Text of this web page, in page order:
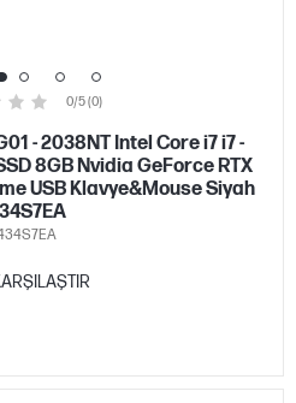
0/5 (0)
- 2038NT Intel Core i7 i7 -
8GB Nvidia GeForce RTX
USB Klavye&Mouse Siyah